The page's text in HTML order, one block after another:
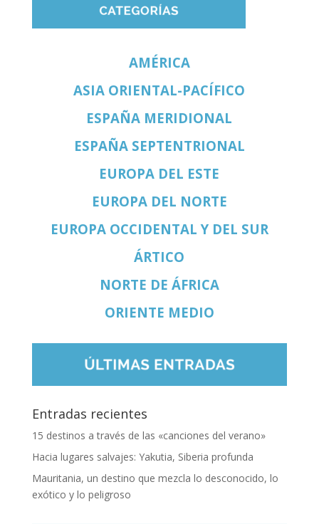
AMÉRICA
ASIA ORIENTAL-PACÍFICO
ESPAÑA MERIDIONAL
ESPAÑA SEPTENTRIONAL
EUROPA DEL ESTE
EUROPA DEL NORTE
EUROPA OCCIDENTAL Y DEL SUR
ÁRTICO
NORTE DE ÁFRICA
ORIENTE MEDIO
Entradas recientes
15 destinos a través de las «canciones del verano»
Hacia lugares salvajes: Yakutia, Siberia profunda
Mauritania, un destino que mezcla lo desconocido, lo
exótico y lo peligroso